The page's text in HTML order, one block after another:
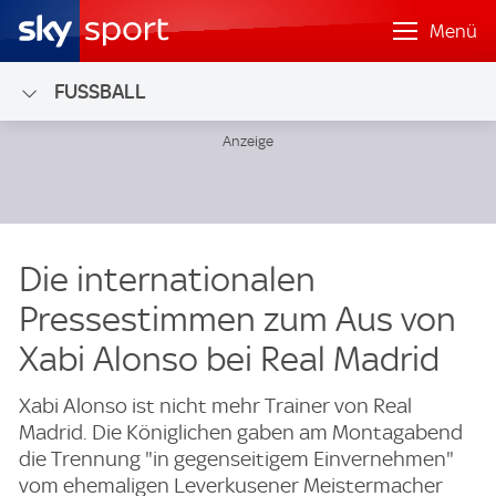
Menü
FUSSBALL
Die internationalen
Pressestimmen zum Aus von
Xabi Alonso bei Real Madrid
Xabi Alonso ist nicht mehr Trainer von Real
Madrid. Die Königlichen gaben am Montagabend
die Trennung "in gegenseitigem Einvernehmen"
vom ehemaligen Leverkusener Meistermacher